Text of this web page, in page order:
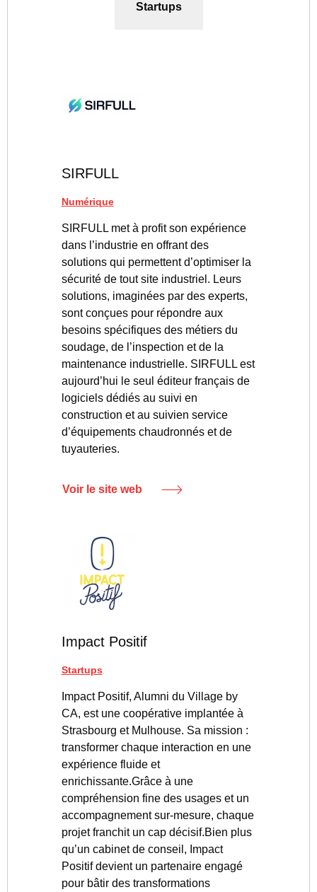
Startups
SIRFULL
Numérique
SIRFULL met à profit son expérience
dans l’industrie en offrant des
solutions qui permettent d’optimiser la
sécurité de tout site industriel. Leurs
solutions, imaginées par des experts,
sont conçues pour répondre aux
besoins spécifiques des métiers du
soudage, de l’inspection et de la
maintenance industrielle. SIRFULL est
aujourd’hui le seul éditeur français de
logiciels dédiés au suivi en
construction et au suivien service
d’équipements chaudronnés et de
tuyauteries.
Voir le site web
Impact Positif
Startups
Impact Positif, Alumni du Village by
CA, est une coopérative implantée à
Strasbourg et Mulhouse. Sa mission :
transformer chaque interaction en une
expérience fluide et
enrichissante.Grâce à une
compréhension fine des usages et un
accompagnement sur-mesure, chaque
projet franchit un cap décisif.Bien plus
qu’un cabinet de conseil, Impact
Positif devient un partenaire engagé
pour bâtir des transformations